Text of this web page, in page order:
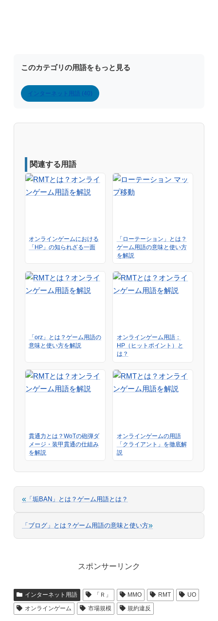
このカテゴリの用語をもっと見る
インターネット用語 (40)
関連する用語
オンラインゲームにおける
「HP」の知られざる一面
「ローテーション」とは？
ゲーム用語の意味と使い方
を解説
「orz」とは？ゲーム用語の
意味と使い方を解説
オンラインゲーム用語：
HP（ヒットポイント）と
は？
貫通力とは？WoTの砲弾ダ
メージ・装甲貫通の仕組み
を解説
オンラインゲームの用語
「クライアント」を徹底解
説
« 「垢BAN」とは？ゲーム用語とは？
「ブログ」とは？ゲーム用語の意味と使い方»
スポンサーリンク
インターネット用語 「Ｒ」 MMO RMT
UO
オンラインゲーム
市場規模 規約違反